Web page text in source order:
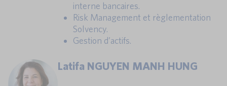
interne bancaires.
Risk Management et règlementation
Solvency.
Gestion d’actifs.
Latifa NGUYEN MANH HUNG